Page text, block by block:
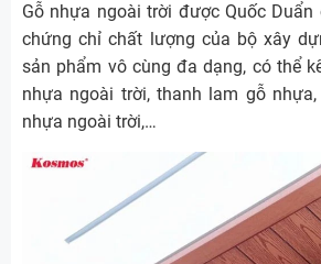
Gỗ nhựa ngoài trời được Quốc
chứng chỉ chất lượng của bộ xây
sản phẩm vô cùng đa dạng, có thể
nhựa ngoài trời, thanh lam gỗ
nhựa ngoài trời,…